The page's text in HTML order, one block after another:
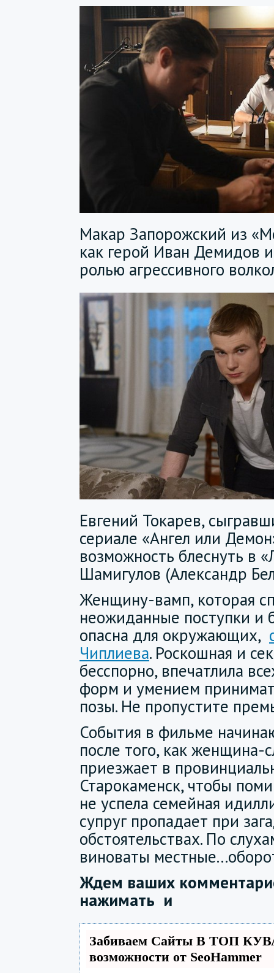
Макар Запорожский из
как герой Иван Демидов
ролью агрессивного
Евгений Токарев,
сериале «Ангел или
возможность блеснуть в
Шамигулов (Александр
Женщину-вамп, которая
неожиданные поступки и
опасна для окружающих,
Чиплиева. Роскошная и
бесспорно, впечатлила
форм и умением
позы. Не пропустите
События в фильме
после того, как женщина-
приезжает в
Старокаменск, чтобы
не успела семейная
супруг пропадает при
обстоятельствах. По
виноваты
Ждем ваших
нажимать и
Забиваем Сайты В ТОП
возможности от SeoHammer